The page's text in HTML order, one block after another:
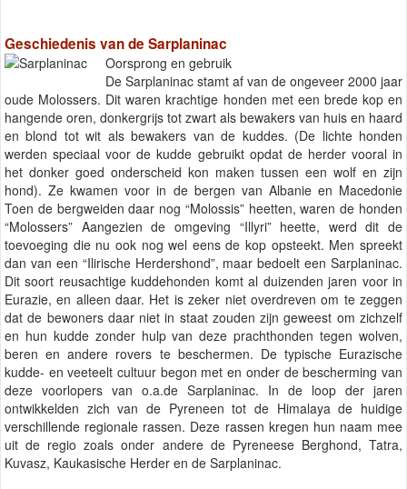
Geschiedenis van de Sarplaninac
Oorsprong en gebruik
De Sarplaninac stamt af van de ongeveer 2000 jaar
oude Molossers. Dit waren krachtige honden met een brede kop en
hangende oren, donkergrijs tot zwart als bewakers van huis en haard
en blond tot wit als bewakers van de kuddes. (De lichte honden
werden speciaal voor de kudde gebruikt opdat de herder vooral in
het donker goed onderscheid kon maken tussen een wolf en zijn
hond). Ze kwamen voor in de bergen van Albanie en Macedonie
Toen de bergweiden daar nog “Molossis” heetten, waren de honden
“Molossers” Aangezien de omgeving “Illyri” heette, werd dit de
toevoeging die nu ook nog wel eens de kop opsteekt. Men spreekt
dan van een “Ilirische Herdershond”, maar bedoelt een Sarplaninac.
Dit soort reusachtige kuddehonden komt al duizenden jaren voor in
Eurazie, en alleen daar. Het is zeker niet overdreven om te zeggen
dat de bewoners daar niet in staat zouden zijn geweest om zichzelf
en hun kudde zonder hulp van deze prachthonden tegen wolven,
beren en andere rovers te beschermen. De typische Eurazische
kudde- en veeteelt cultuur begon met en onder de bescherming van
deze voorlopers van o.a.de Sarplaninac. In de loop der jaren
ontwikkelden zich van de Pyreneen tot de Himalaya de huidige
verschillende regionale rassen. Deze rassen kregen hun naam mee
uit de regio zoals onder andere de Pyreneese Berghond, Tatra,
Kuvasz, Kaukasische Herder en de Sarplaninac.